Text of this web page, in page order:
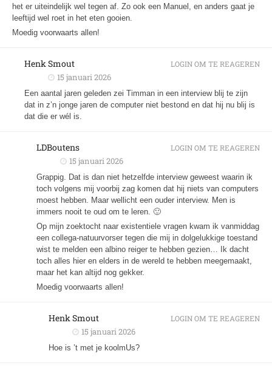
het er uiteindelijk wel tegen af. Zo ook een Manuel, en anders gaat je
leeftijd wel roet in het eten gooien.
Moedig voorwaarts allen!
Henk Smout
15 januari 2026
Een aantal jaren geleden zei Timman in een interview blij te zijn
dat in z’n jonge jaren de computer niet bestond en dat hij nu blij is
dat die er wél is.
LOGIN OM TE REAGEREN
LDBoutens
15 januari 2026
Grappig. Dat is dan niet hetzelfde interview geweest waarin ik
toch volgens mij voorbij zag komen dat hij niets van computers
moest hebben. Maar wellicht een ouder interview. Men is
immers nooit te oud om te leren. 🙂
Op mijn zoektocht naar existentiele vragen kwam ik vanmiddag
een collega-natuurvorser tegen die mij in dolgelukkige toestand
wist te melden een albino reiger te hebben gezien… Ik dacht
toch alles hier en elders in de wereld te hebben meegemaakt,
maar het kan altijd nog gekker.
Moedig voorwaarts allen!
LOGIN OM TE REAGEREN
Henk Smout
15 januari 2026
Hoe is ’t met je koolmUs?
LOGIN OM TE REAGEREN